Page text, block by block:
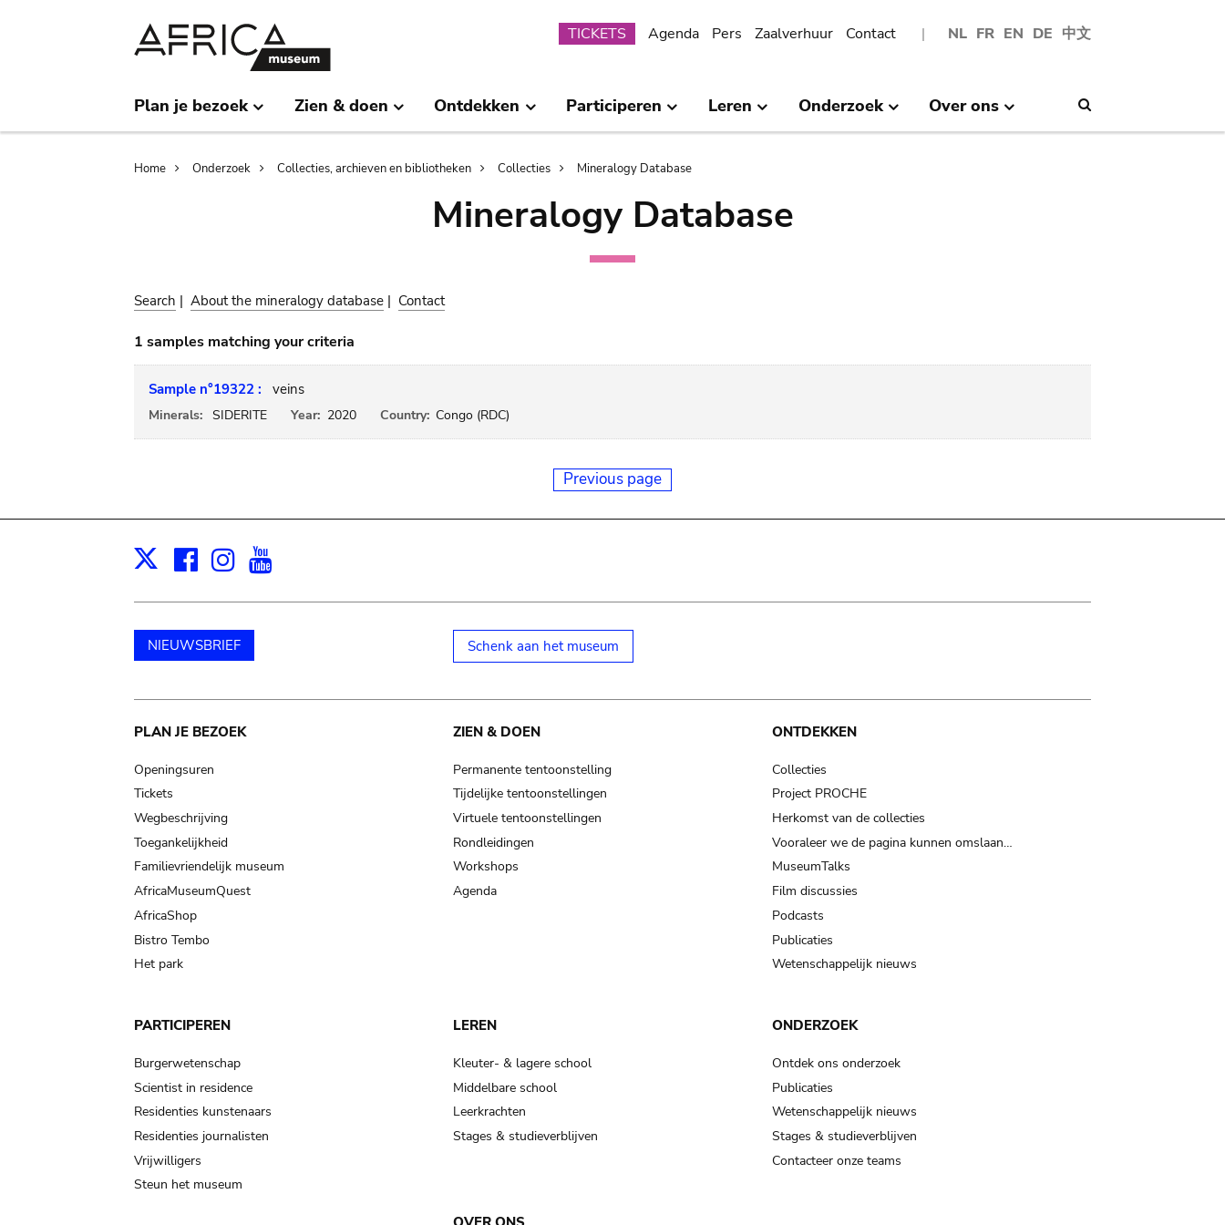
NL FR EN DE 中文
Submenu
TICKETS Agenda Pers Zaalverhuur Contact
Plan je bezoek Zien & doen Ontdekken Participeren Leren Onderzoek Over ons
Breadcrumb
Home Onderzoek Collecties, archieven en bibliotheken Collecties Mineralogy Database
Mineralogy Database
Search | About the mineralogy database | Contact
1 samples matching your criteria
Sample n°19322 : veins
Minerals: SIDERITE Year: 2020 Country: Congo (RDC)
Previous page
X Facebook
Instagram
NIEUWSBRIEF Schenk aan het museum
Main
navigation
PLAN JE BEZOEK
Openingsuren
Tickets
Wegbeschrijving
Toegankelijkheid
Familievriendelijk museum
AfricaMuseumQuest
AfricaShop
Bistro Tembo
Het park
ZIEN & DOEN
Permanente tentoonstelling
Tijdelijke tentoonstellingen
Virtuele tentoonstellingen
Rondleidingen
Workshops
Agenda
ONTDEKKEN
Collecties
Project PROCHE
Herkomst van de collecties
Vooraleer we de pagina kunnen omslaan…
MuseumTalks
Film discussies
Podcasts
Publicaties
Wetenschappelijk nieuws
PARTICIPEREN
Burgerwetenschap
Scientist in residence
Residenties kunstenaars
Residenties journalisten
Vrijwilligers
Steun het museum
LEREN
Kleuter- & lagere school
Middelbare school
Leerkrachten
Stages & studieverblijven
ONDERZOEK
Ontdek ons onderzoek
Publicaties
Wetenschappelijk nieuws
Stages & studieverblijven
Contacteer onze teams